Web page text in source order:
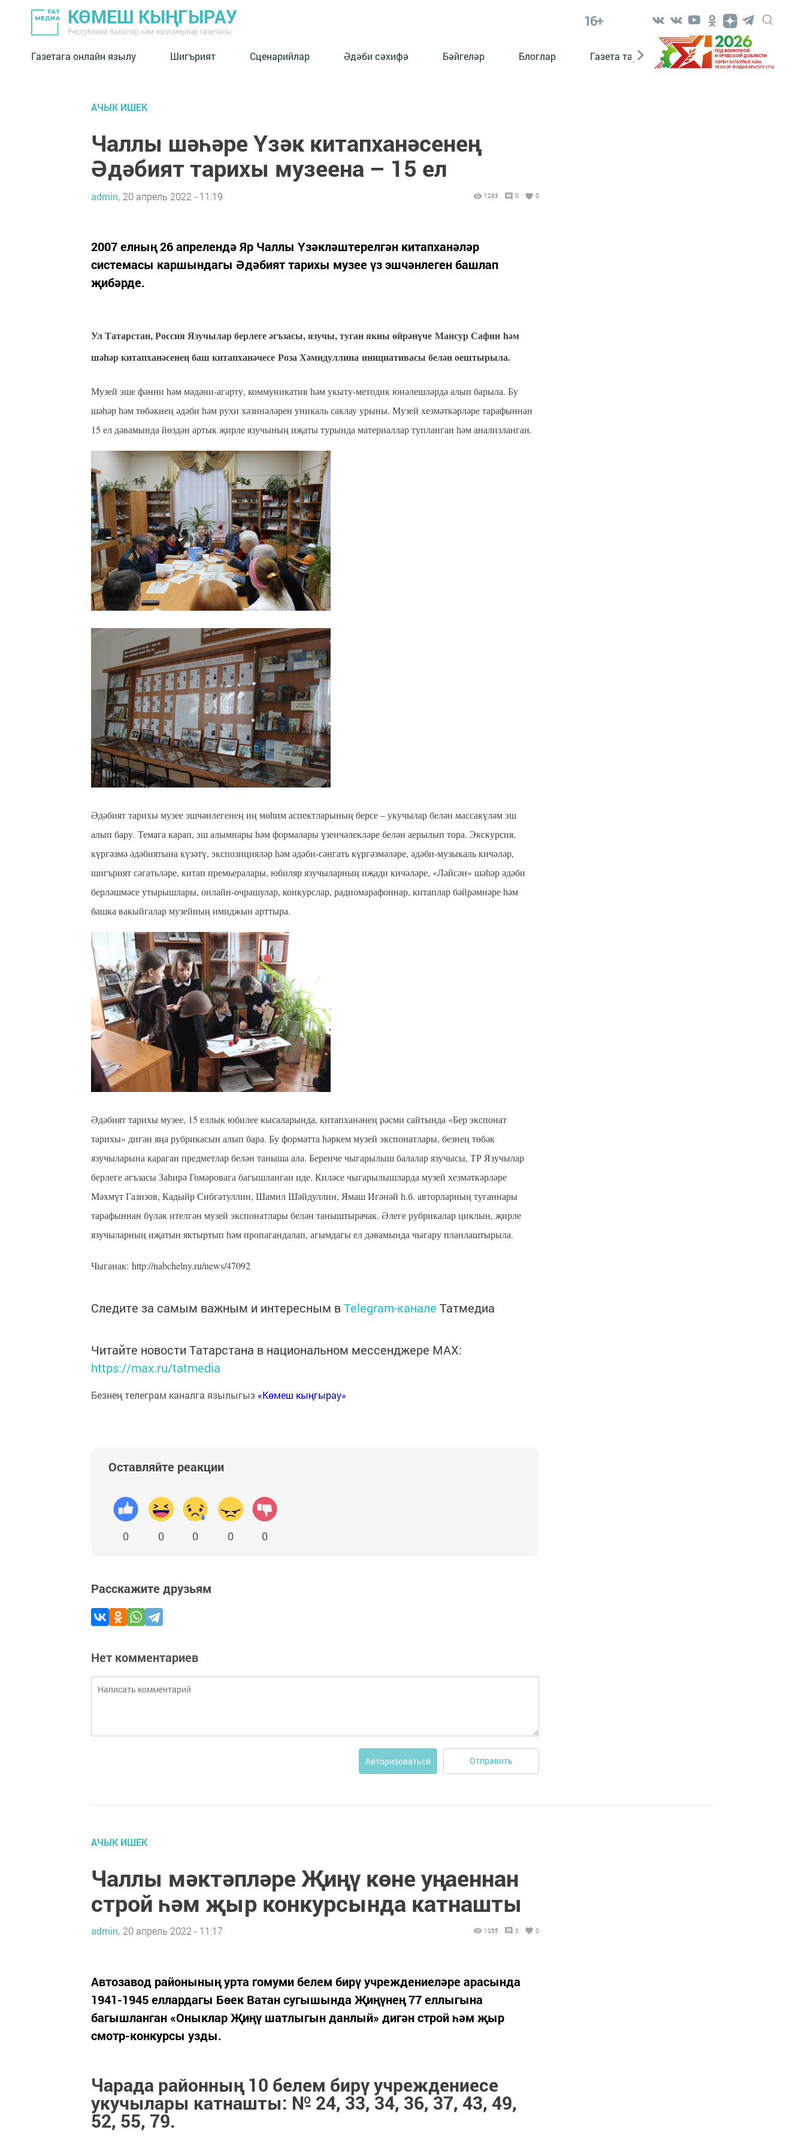
КӨМЕШ КЫҢГЫРАУ
Республика балалар һәм яшүсмерләр газетасы
16+
Газетага онлайн язылу Шигърият Сценарийлар Әдәби сәхифә Бәйгеләр Блоглар Газета тарихы Әкият Әкият
АЧЫК ИШЕК
Чаллы шәһәре Үзәк китапханәсенең
Әдәбият тарихы музеена – 15 ел
admin, 20 апрель 2022 - 11:19 1263 0 0
2007 елның 26 апрелендә Яр Чаллы Үзәкләштерелгән китапханәләр
системасы каршындагы Әдәбият тарихы музее үз эшчәнлеген башлап
җибәрде.
Ул Татарстан, Россия Язучылар берлеге әгъзасы, язучы, туган якны өйрәнүче Мансур Сафин һәм
шәһәр китапханәсенең баш китапханәчесе Роза Хәмидуллина инициативасы белән оештырыла.
Музей эше фәнни һәм мәдәни-агарту, коммуникатив һәм укыту-методик юнәлешләрдә алып барыла. Бу
шәһәр һәм төбәкнең әдәби һәм рухи хәзинәләрен уникаль саклау урыны. Музей хезмәткәрләре тарафыннан
15 ел дәвамында йөздән артык җирле язучының иҗаты турында материаллар тупланган һәм анализланган.
Әдәбият тарихы музее эшчәнлегенең иң мөһим аспектларының берсе – укучылар белән массакүләм эш
алып бару. Темага карап, эш алымнары һәм формалары үзенчәлекләре белән аерылып тора. Экскурсия,
күргәзмә әдәбиятына күзәтү, экспозицияләр һәм әдәби-сәнгать күргәзмәләре, әдәби-музыкаль кичәләр,
шигърият сәгатьләре, китап премьералары, юбиляр язучыларның иҗади кичәләре, «Ләйсән» шәһәр әдәби
берләшмәсе утырышлары, онлайн-очрашулар, конкурслар, радиомарафоннар, китаплар бәйрәмнәре һәм
башка вакыйгалар музейның имиджын арттыра.
Әдәбият тарихы музее, 15 еллык юбилее кысаларында, китапханәнең рәсми сайтында «Бер экспонат
тарихы» дигән яңа рубрикасын алып бара. Бу форматта һәркем музей экспонатлары, безнең төбәк
язучыларына караган предметлар белән таныша ала. Беренче чыгарылыш балалар язучысы, ТР Язучылар
берлеге әгъзасы Заһирә Гомәровага багышланган иде. Киләсе чыгарылышларда музей хезмәткәрләре
Мәхмүт Газизов, Кадыйр Сибгатуллин, Шамил Шәйдуллин, Ямаш Игәнәй һ.б. авторларның туганнары
тарафыннан бүләк ителгән музей экспонатлары белән таныштырачак. Әлеге рубрикалар циклын, җирле
язучыларның иҗатын яктыртып һәм пропагандалап, агымдагы ел дәвамында чыгару планлаштырыла.
Чыганак: http://nabchelny.ru/news/47092
Следите за самым важным и интересным вTelegram-канале Татмедиа
Читайте новости Татарстана в национальном мессенджере MАХ:
https://max.ru/tatmedia
Безнең телеграм каналга язылыгыз «Көмеш кыңгырау»
Оставляйте реакции
0 0 0 0 0
Расскажите друзьям
Нет комментариев
Авторизоваться Отправить
АЧЫК ИШЕК
Чаллы мәктәпләре Җиңү көне уңаеннан
строй һәм җыр конкурсында катнашты
admin, 20 апрель 2022 - 11:17 1055 0 0
Автозавод районының урта гомуми белем бирү учреждениеләре арасында
1941-1945 еллардагы Бөек Ватан сугышында Җиңүнең 77 еллыгына
багышланган «Оныклар Җиңү шатлыгын данлый» дигән строй һәм җыр
смотр-конкурсы узды.
Чарада районның 10 белем бирү учреждениесе
укучылары катнашты: № 24, 33, 34, 36, 37, 43, 49,
52, 55, 79.